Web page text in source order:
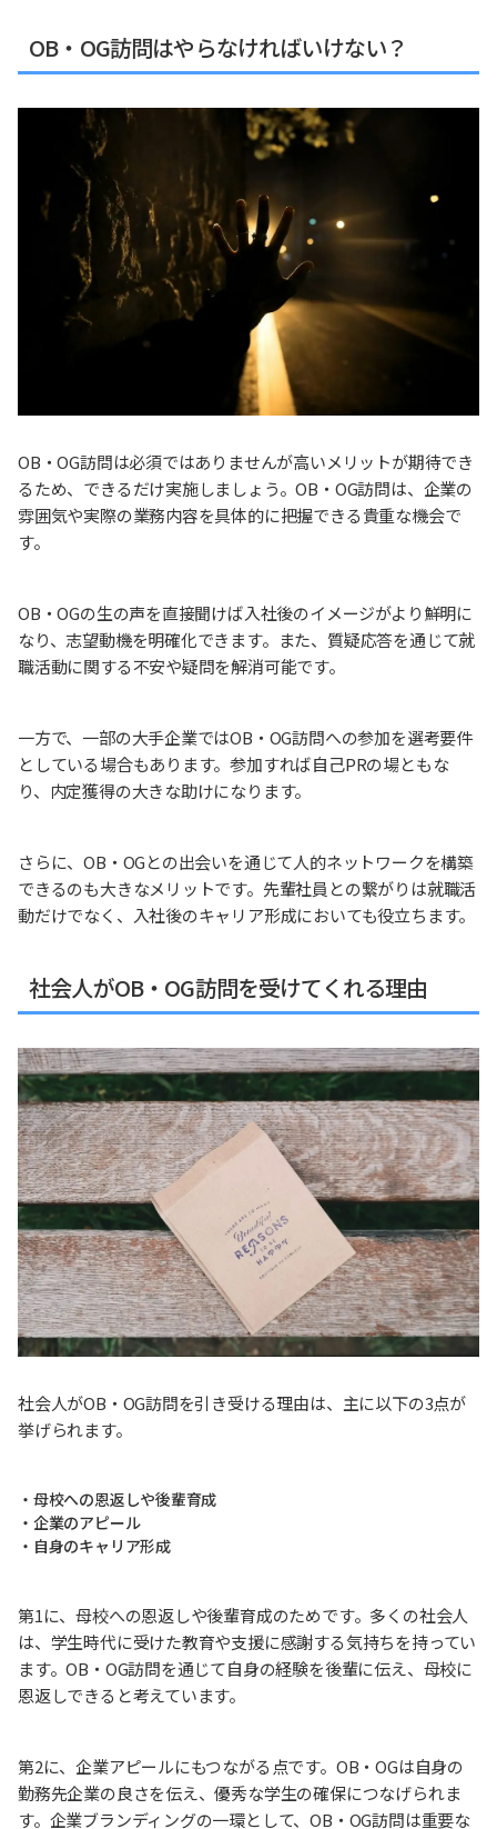
OB・OG訪問はやらなければいけない？
OB・OG訪問は必須ではありませんが高いメリットが期待でき
るため、できるだけ実施しましょう。OB・OG訪問は、企業の
雰囲気や実際の業務内容を具体的に把握できる貴重な機会で
す。
OB・OGの生の声を直接聞けば入社後のイメージがより鮮明に
なり、志望動機を明確化できます。また、質疑応答を通じて就
職活動に関する不安や疑問を解消可能です。
一方で、一部の大手企業ではOB・OG訪問への参加を選考要件
としている場合もあります。参加すれば自己PRの場ともな
り、内定獲得の大きな助けになります。
さらに、OB・OGとの出会いを通じて人的ネットワークを構築
できるのも大きなメリットです。先輩社員との繋がりは就職活
動だけでなく、入社後のキャリア形成においても役立ちます。
社会人がOB・OG訪問を受けてくれる理由
社会人がOB・OG訪問を引き受ける理由は、主に以下の3点が
挙げられます。
・母校への恩返しや後輩育成
・企業のアピール
・自身のキャリア形成
第1に、母校への恩返しや後輩育成のためです。多くの社会人
は、学生時代に受けた教育や支援に感謝する気持ちを持ってい
ます。OB・OG訪問を通じて自身の経験を後輩に伝え、母校に
恩返しできると考えています。
第2に、企業アピールにもつながる点です。OB・OGは自身の
勤務先企業の良さを伝え、優秀な学生の確保につなげられま
す。企業ブランディングの一環として、OB・OG訪問は重要な